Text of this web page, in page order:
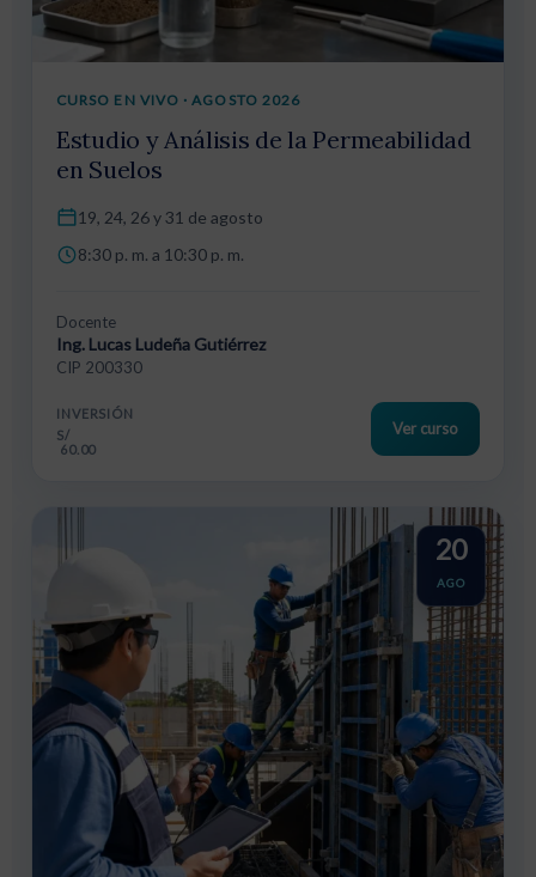
CURSO EN VIVO · AGOSTO 2026
Estudio y Análisis de la Permeabilidad
en Suelos
19, 24, 26 y 31 de agosto
8:30 p. m. a 10:30 p. m.
Docente
Ing. Lucas Ludeña Gutiérrez
CIP 200330
INVERSIÓN
S/
60.00
Ver curso
20
AGO